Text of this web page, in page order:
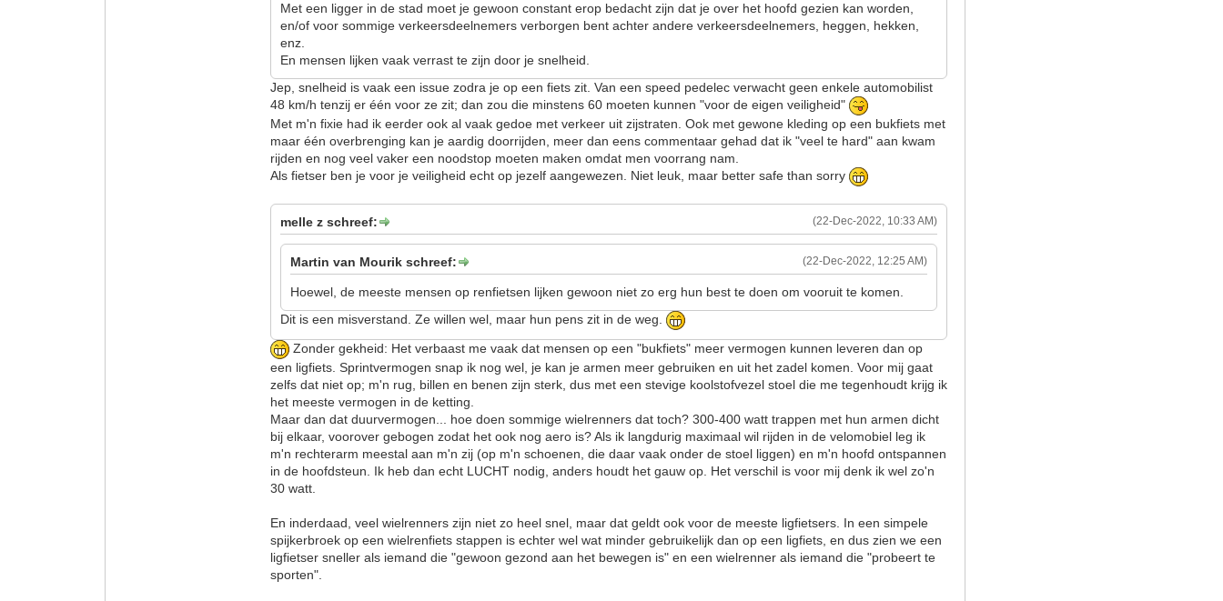
Met een ligger in de stad moet je gewoon constant erop bedacht zijn dat je over het hoofd gezien kan worden,
en/of voor sommige verkeersdeelnemers verborgen bent achter andere verkeersdeelnemers, heggen, hekken,
enz.
En mensen lijken vaak verrast te zijn door je snelheid.
Jep, snelheid is vaak een issue zodra je op een fiets zit. Van een speed pedelec verwacht geen enkele automobilist
48 km/h tenzij er één voor ze zit; dan zou die minstens 60 moeten kunnen "voor de eigen veiligheid"
Met m'n fixie had ik eerder ook al vaak gedoe met verkeer uit zijstraten. Ook met gewone kleding op een bukfiets met
maar één overbrenging kan je aardig doorrijden, meer dan eens commentaar gehad dat ik "veel te hard" aan kwam
rijden en nog veel vaker een noodstop moeten maken omdat men voorrang nam.
Als fietser ben je voor je veiligheid echt op jezelf aangewezen. Niet leuk, maar better safe than sorry
(22-Dec-2022, 10:33 AM)
melle z schreef:
(22-Dec-2022, 12:25 AM)
Martin van Mourik schreef:
Hoewel, de meeste mensen op renfietsen lijken gewoon niet zo erg hun best te doen om vooruit te komen.
Dit is een misverstand. Ze willen wel, maar hun pens zit in de weg.
Zonder gekheid: Het verbaast me vaak dat mensen op een "bukfiets" meer vermogen kunnen leveren dan op
een ligfiets. Sprintvermogen snap ik nog wel, je kan je armen meer gebruiken en uit het zadel komen. Voor mij gaat
zelfs dat niet op; m'n rug, billen en benen zijn sterk, dus met een stevige koolstofvezel stoel die me tegenhoudt krijg ik
het meeste vermogen in de ketting.
Maar dan dat duurvermogen... hoe doen sommige wielrenners dat toch? 300-400 watt trappen met hun armen dicht
bij elkaar, voorover gebogen zodat het ook nog aero is? Als ik langdurig maximaal wil rijden in de velomobiel leg ik
m'n rechterarm meestal aan m'n zij (op m'n schoenen, die daar vaak onder de stoel liggen) en m'n hoofd ontspannen
in de hoofdsteun. Ik heb dan echt LUCHT nodig, anders houdt het gauw op. Het verschil is voor mij denk ik wel zo'n
30 watt.
En inderdaad, veel wielrenners zijn niet zo heel snel, maar dat geldt ook voor de meeste ligfietsers. In een simpele
spijkerbroek op een wielrenfiets stappen is echter wel wat minder gebruikelijk dan op een ligfiets, en dus zien we een
ligfietser sneller als iemand die "gewoon gezond aan het bewegen is" en een wielrenner als iemand die "probeert te
sporten".